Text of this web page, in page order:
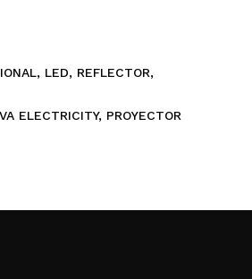
, LED, REFLECTOR,
ELECTRICITY, PROYECTOR